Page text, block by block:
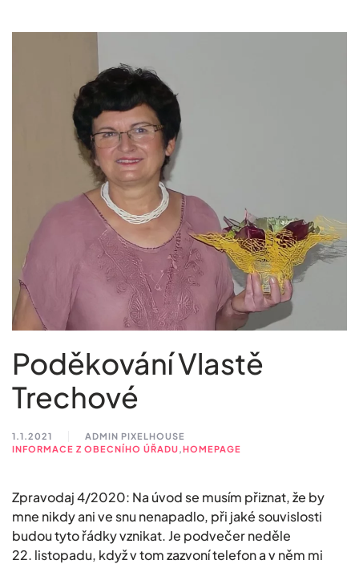
Poděkování Vlastě
Trechové
1.1.2021
ADMIN PIXELHOUSE
INFORMACE Z OBECNÍHO ÚŘADU,HOMEPAGE
Zpravodaj 4/2020: Na úvod se musím přiznat, že by
mne nikdy ani ve snu nenapadlo, při jaké souvislosti
budou tyto řádky vznikat. Je podvečer neděle
22. listopadu, když v tom zazvoní telefon a v něm mi